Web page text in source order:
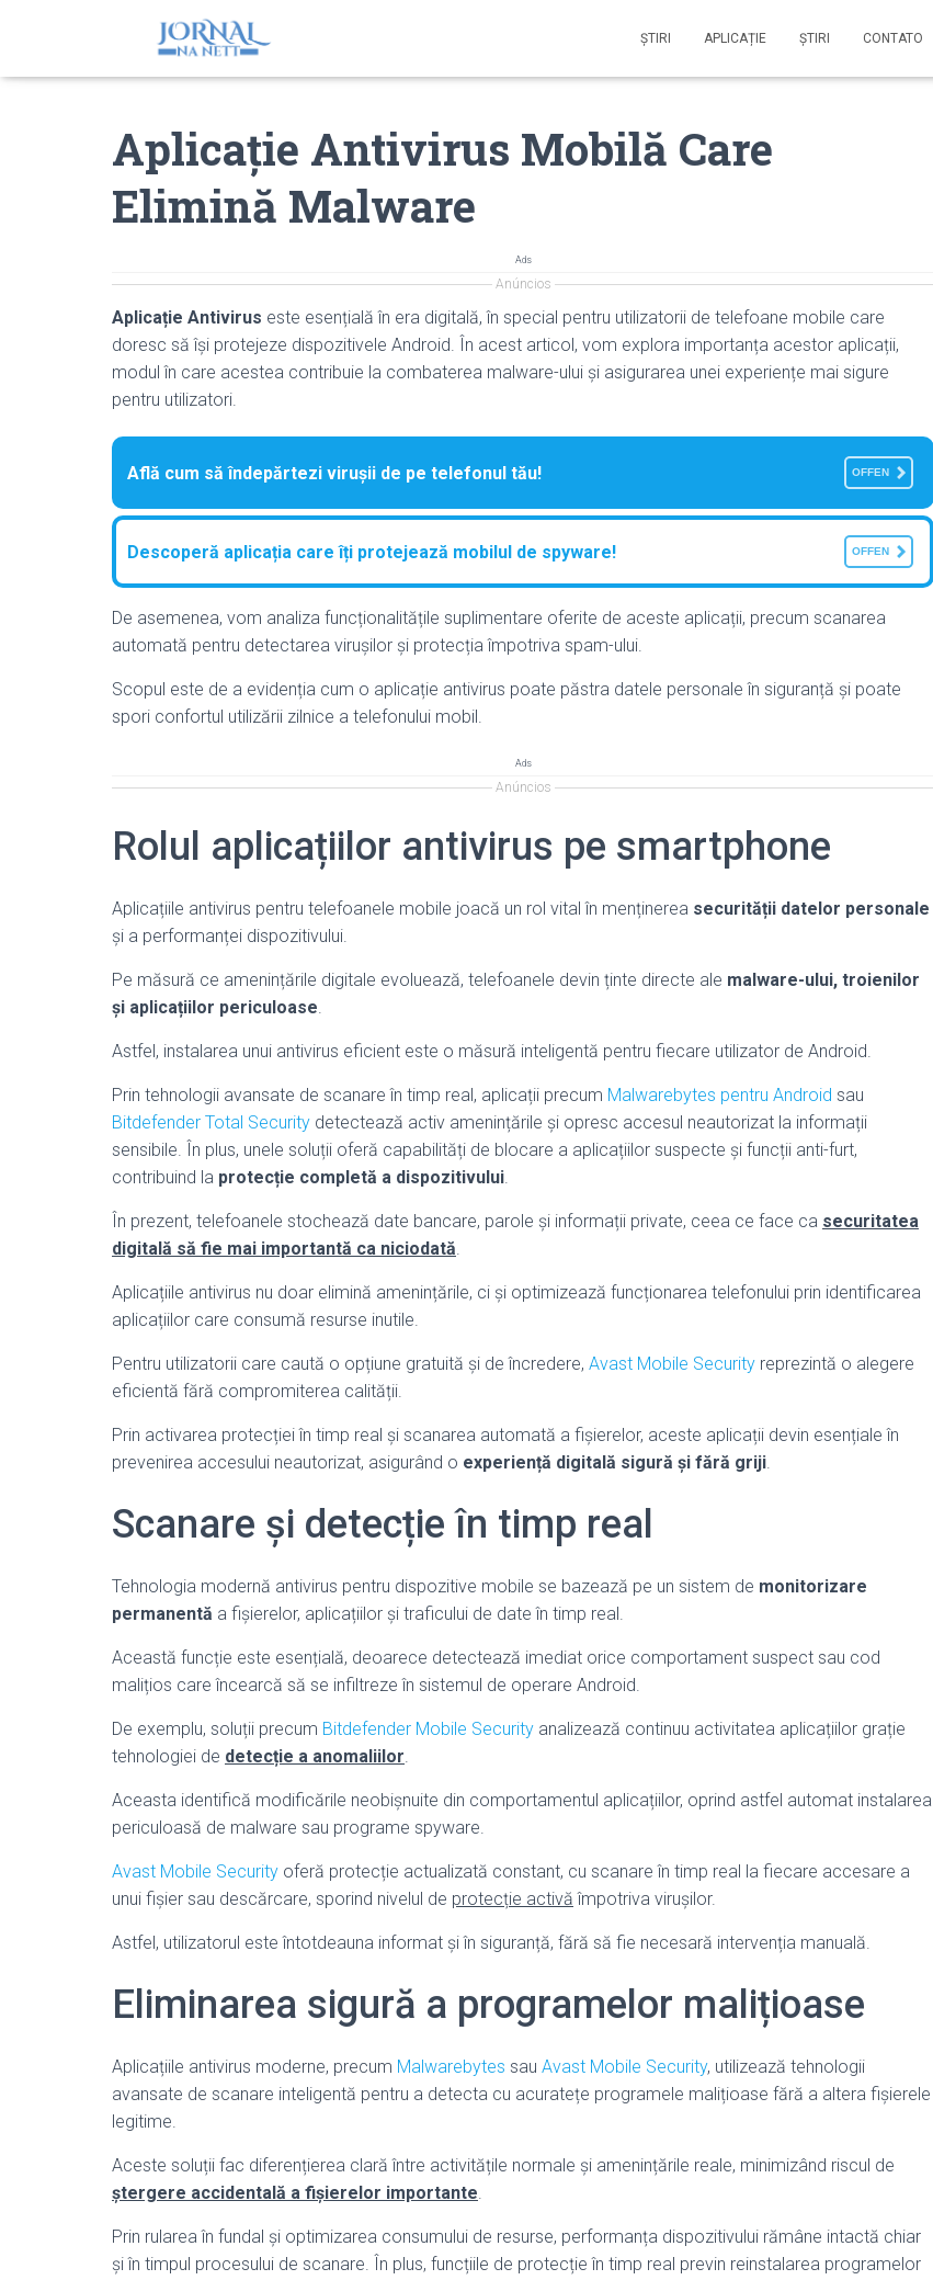
ŞTIRI APLICAȚIE ŞTIRI CONTATO
Aplicație Antivirus Mobilă Care
Elimină Malware
Ads
Anúncios
Aplicație Antivirus este esențială în era digitală, în special pentru utilizatorii de telefoane mobile care
doresc să își protejeze dispozitivele Android. În acest articol, vom explora importanța acestor aplicații,
modul în care acestea contribuie la combaterea malware-ului și asigurarea unei experiențe mai sigure
pentru utilizatori.
Află cum să îndepărtezi virușii de pe telefonul tău! OFFEN
Descoperă aplicația care îți protejează mobilul de spyware! OFFEN
De asemenea, vom analiza funcționalitățile suplimentare oferite de aceste aplicații, precum scanarea
automată pentru detectarea virușilor și protecția împotriva spam-ului.
Scopul este de a evidenția cum o aplicație antivirus poate păstra datele personale în siguranță și poate
spori confortul utilizării zilnice a telefonului mobil.
Ads
Anúncios
Rolul aplicațiilor antivirus pe smartphone
Aplicațiile antivirus pentru telefoanele mobile joacă un rol vital în menținerea securității datelor personale
și a performanței dispozitivului.
Pe măsură ce amenințările digitale evoluează, telefoanele devin ținte directe ale malware-ului, troienilor
și aplicațiilor periculoase.
Astfel, instalarea unui antivirus eficient este o măsură inteligentă pentru fiecare utilizator de Android.
Prin tehnologii avansate de scanare în timp real, aplicații precum Malwarebytes pentru Android sau
Bitdefender Total Security detectează activ amenințările și opresc accesul neautorizat la informații
sensibile. În plus, unele soluții oferă capabilități de blocare a aplicațiilor suspecte și funcții anti-furt,
contribuind la protecție completă a dispozitivului.
În prezent, telefoanele stochează date bancare, parole și informații private, ceea ce face ca securitatea
digitală să fie mai importantă ca niciodată.
Aplicațiile antivirus nu doar elimină amenințările, ci și optimizează funcționarea telefonului prin identificarea
aplicațiilor care consumă resurse inutile.
Pentru utilizatorii care caută o opțiune gratuită și de încredere, Avast Mobile Security reprezintă o alegere
eficientă fără compromiterea calității.
Prin activarea protecției în timp real și scanarea automată a fișierelor, aceste aplicații devin esențiale în
prevenirea accesului neautorizat, asigurând o experiență digitală sigură și fără griji.
Scanare și detecție în timp real
Tehnologia modernă antivirus pentru dispozitive mobile se bazează pe un sistem de monitorizare
permanentă a fișierelor, aplicațiilor și traficului de date în timp real.
Această funcție este esențială, deoarece detectează imediat orice comportament suspect sau cod
malițios care încearcă să se infiltreze în sistemul de operare Android.
De exemplu, soluții precum Bitdefender Mobile Security analizează continuu activitatea aplicațiilor grație
tehnologiei de detecție a anomaliilor.
Aceasta identifică modificările neobișnuite din comportamentul aplicațiilor, oprind astfel automat instalarea
periculoasă de malware sau programe spyware.
Avast Mobile Security oferă protecție actualizată constant, cu scanare în timp real la fiecare accesare a
unui fișier sau descărcare, sporind nivelul de protecție activă împotriva virușilor.
Astfel, utilizatorul este întotdeauna informat și în siguranță, fără să fie necesară intervenția manuală.
Eliminarea sigură a programelor malițioase
Aplicațiile antivirus moderne, precum Malwarebytes sau Avast Mobile Security, utilizează tehnologii
avansate de scanare inteligentă pentru a detecta cu acuratețe programele malițioase fără a altera fișierele
legitime.
Aceste soluții fac diferențierea clară între activitățile normale și amenințările reale, minimizând riscul de
ștergere accidentală a fișierelor importante.
Prin rularea în fundal și optimizarea consumului de resurse, performanța dispozitivului rămâne intactă chiar
și în timpul procesului de scanare. În plus, funcțiile de protecție în timp real previn reinstalarea programelor